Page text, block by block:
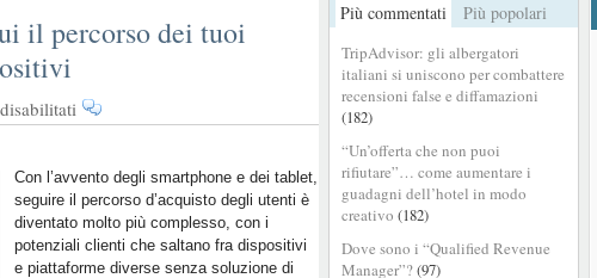
Più commentati Più popolari
TripAdvisor: gli albergatori
italiani si uniscono per combattere
recensioni false e diffamazioni
(182)
“Un’offerta che non puoi
rifiutare”… come aumentare i
guadagni dell’hotel in modo
creativo (182)
Dove sono i “Qualified Revenue
Manager”?(97)
il percorso dei tuoi
su
Google
segui
il
percorso
dei
Con l’avvento degli smartphone e dei tablet,
seguire il percorso d’acquisto degli utenti è
diventato molto più complesso, con i
potenziali clienti che saltano fra dispositivi
e piattaforme diverse senza soluzione di